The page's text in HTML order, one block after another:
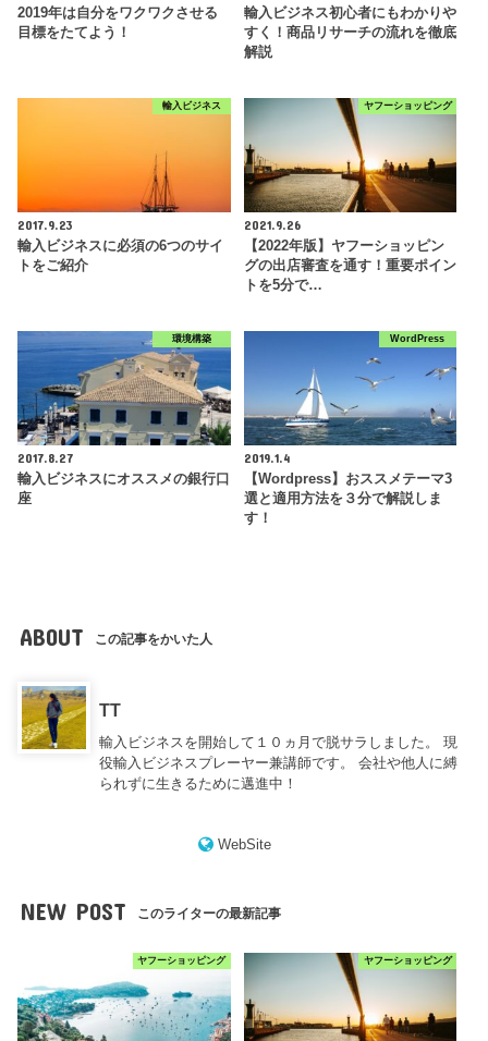
2019年は自分をワクワクさせる
目標をたてよう！
輸入ビジネス初心者にもわかりや
すく！商品リサーチの流れを徹底
解説
輸入ビジネス
2017.9.23
輸入ビジネスに必須の6つのサイ
トをご紹介
ヤフーショッピング
2021.9.26
【2022年版】ヤフーショッピン
グの出店審査を通す！重要ポイン
トを5分で…
環境構築
2017.8.27
輸入ビジネスにオススメの銀行口
座
WordPress
2019.1.4
【Wordpress】おススメテーマ3
選と適用方法を３分で解説しま
す！
ABOUT この記事をかいた人
TT
輸入ビジネスを開始して１０ヵ月で脱サラしました。 現
役輸入ビジネスプレーヤー兼講師です。 会社や他人に縛
られずに生きるために邁進中！
WebSite
NEW POST このライターの最新記事
ヤフーショッピング ヤフーショッピング